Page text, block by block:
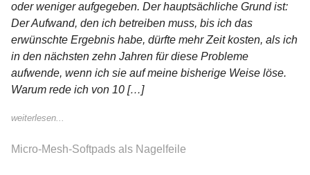
oder weniger aufgegeben. Der hauptsächliche Grund ist:
Der Aufwand, den ich betreiben muss, bis ich das
erwünschte Ergebnis habe, dürfte mehr Zeit kosten, als ich
in den nächsten zehn Jahren für diese Probleme
aufwende, wenn ich sie auf meine bisherige Weise löse.
Warum rede ich von 10 […]
weiterlesen...
Micro-Mesh-Softpads als Nagelfeile